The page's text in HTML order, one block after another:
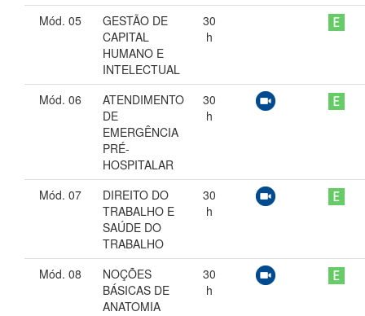
Mód. 05
GESTÃO DE
CAPITAL
HUMANO E
INTELECTUAL
30
h
Mód. 06
ATENDIMENTO
DE
EMERGÊNCIA
PRÉ-
HOSPITALAR
30
h
Mód. 07
DIREITO DO
TRABALHO E
SAÚDE DO
TRABALHO
30
h
Mód. 08
NOÇÕES
BÁSICAS DE
ANATOMIA
30
h